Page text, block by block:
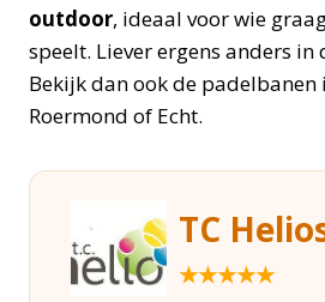
outdoor, ideaal voor wie
speelt. Liever ergens anders in
Bekijk dan ook de padelbanen
Roermond of Echt.
TC
★★★★★